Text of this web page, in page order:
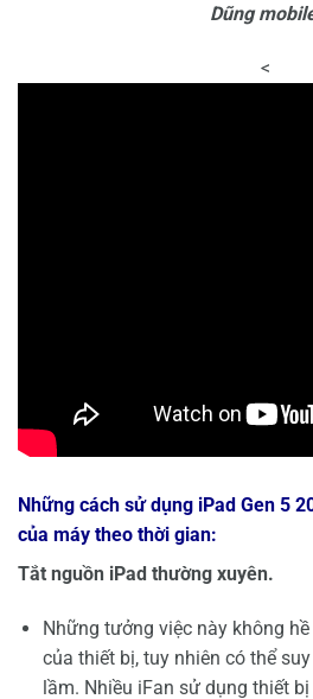
Dũng
<
Những cách sử dụng iPad Gen 5
của máy theo thời gian:
Tắt nguồn iPad thường xuyên.
Những tưởng việc này không
của thiết bị, tuy nhiên có thể
lầm. Nhiều iFan sử dụng thiết